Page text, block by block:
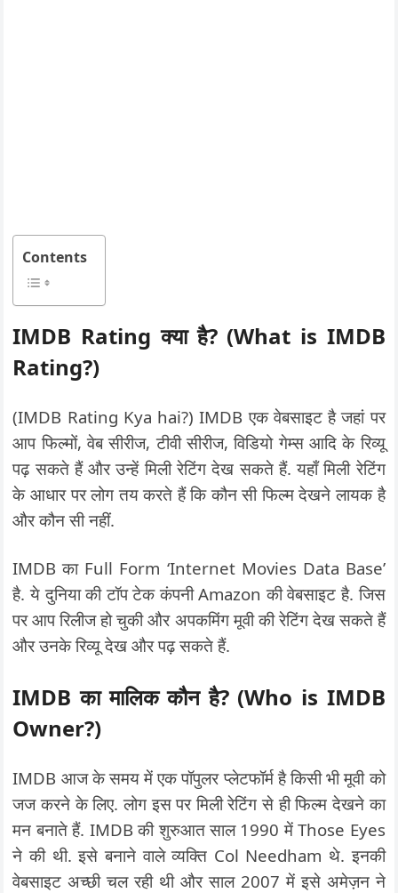
Contents
IMDB Rating क्या है? (What is IMDB
Rating?)
(IMDB Rating Kya hai?) IMDB एक वेबसाइट है जहां पर
आप फिल्मों, वेब सीरीज, टीवी सीरीज, विडियो गेम्स आदि के रिव्यू
पढ़ सकते हैं और उन्हें मिली रेटिंग देख सकते हैं. यहाँ मिली रेटिंग
के आधार पर लोग तय करते हैं कि कौन सी फिल्म देखने लायक है
और कौन सी नहीं.
IMDB का Full Form ‘Internet Movies Data Base’
है. ये दुनिया की टॉप टेक कंपनी Amazon की वेबसाइट है. जिस
पर आप रिलीज हो चुकी और अपकमिंग मूवी की रेटिंग देख सकते हैं
और उनके रिव्यू देख और पढ़ सकते हैं.
IMDB का मालिक कौन है? (Who is IMDB
Owner?)
IMDB आज के समय में एक पॉपुलर प्लेटफॉर्म है किसी भी मूवी को
जज करने के लिए. लोग इस पर मिली रेटिंग से ही फिल्म देखने का
मन बनाते हैं. IMDB की शुरुआत साल 1990 में Those Eyes
ने की थी. इसे बनाने वाले व्यक्ति Col Needham थे. इनकी
वेबसाइट अच्छी चल रही थी और साल 2007 में इसे अमेज़न ने